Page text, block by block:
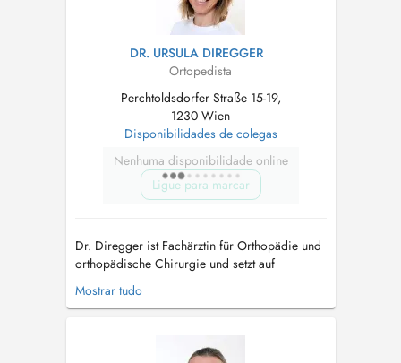
DR. URSULA DIREGGER
Ortopedista
Perchtoldsdorfer Straße 15-19,
1230 Wien
Disponibilidades de colegas
Nenhuma disponibilidade online
Ligue para marcar
Dr. Diregger ist Fachärztin für Orthopädie und
orthopädische Chirurgie und setzt auf
persönliche und individuelle Beratung ohne
Zeitdruck. Zusätzlich zur orthopädischen
- Infiltrationen - Infusionen - ...
Mostrar tudo